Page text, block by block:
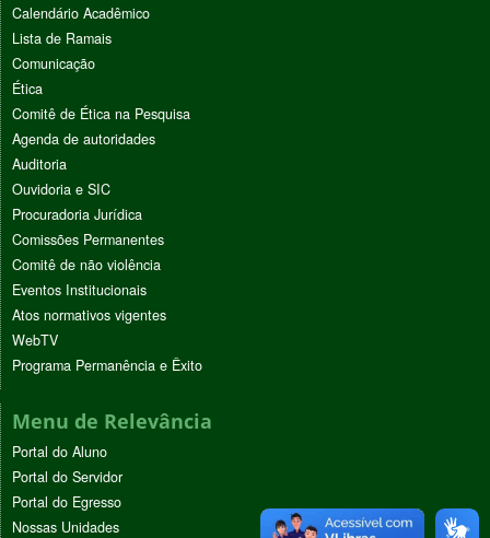
Calendário Acadêmico
Lista de Ramais
Comunicação
Ética
Comitê de Ética na Pesquisa
Agenda de autoridades
Auditoria
Ouvidoria e SIC
Procuradoria Jurídica
Comissões Permanentes
Comitê de não violência
Eventos Institucionais
Atos normativos vigentes
WebTV
Programa Permanência e Êxito
Menu de Relevância
Portal do Aluno
Portal do Servidor
Portal do Egresso
Nossas Unidades